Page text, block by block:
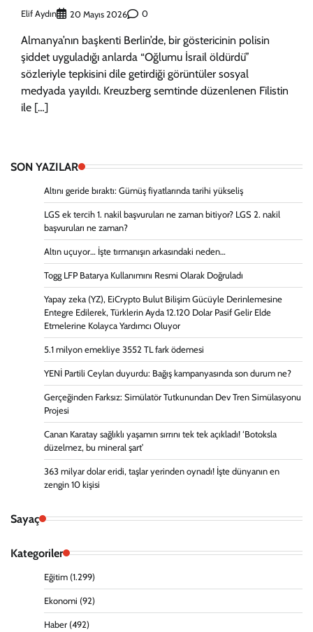
Elif Aydın 20 Mayıs 2026 0
Almanya’nın başkenti Berlin’de, bir göstericinin polisin
şiddet uyguladığı anlarda “Oğlumu İsrail öldürdü”
sözleriyle tepkisini dile getirdiği görüntüler sosyal
medyada yayıldı. Kreuzberg semtinde düzenlenen Filistin
ile […]
SON YAZILAR
Altını geride bıraktı: Gümüş fiyatlarında tarihi yükseliş
LGS ek tercih 1. nakil başvuruları ne zaman bitiyor? LGS 2. nakil
başvuruları ne zaman?
Altın uçuyor… İşte tırmanışın arkasındaki neden…
Togg LFP Batarya Kullanımını Resmi Olarak Doğruladı
Yapay zeka (YZ), EiCrypto Bulut Bilişim Gücüyle Derinlemesine
Entegre Edilerek, Türklerin Ayda 12.120 Dolar Pasif Gelir Elde
Etmelerine Kolayca Yardımcı Oluyor
5.1 milyon emekliye 3552 TL fark ödemesi
YENİ Partili Ceylan duyurdu: Bağış kampanyasında son durum ne?
Gerçeğinden Farksız: Simülatör Tutkunundan Dev Tren Simülasyonu
Projesi
Canan Karatay sağlıklı yaşamın sırrını tek tek açıkladı! ‘Botoksla
düzelmez, bu mineral şart’
363 milyar dolar eridi, taşlar yerinden oynadı! İşte dünyanın en
zengin 10 kişisi
Sayaç
Kategoriler
Eğitim (1.299)
Ekonomi (92)
Haber (492)